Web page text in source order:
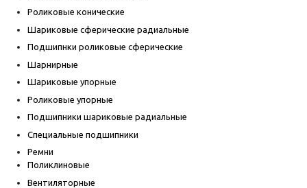
Роликовые конические
Шариковые сферические радиальные
Подшипнки роликовые сферические
Шарнирные
Шариковые упорные
Роликовые упорные
Подшипники шариковые радиальные
Специальные подшипники
Ремни
Поликлиновые
Вентиляторные